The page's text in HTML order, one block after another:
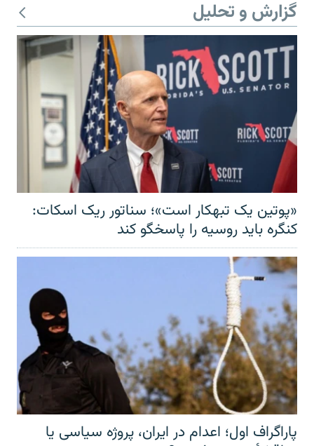
گزارش و تحلیل
«پوتین یک تبهکار است»؛ سناتور ریک اسکات:
کنگره باید روسیه را پاسخگو کند
پاراگراف اول؛ اعدام در ایران، پروژه سیاسی یا